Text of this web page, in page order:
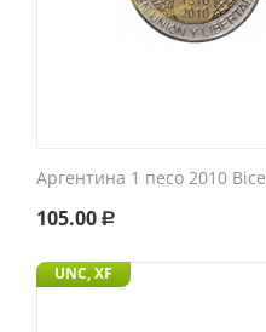
Аргентина 1 песо 2010
105.00 Р
UNC, XF